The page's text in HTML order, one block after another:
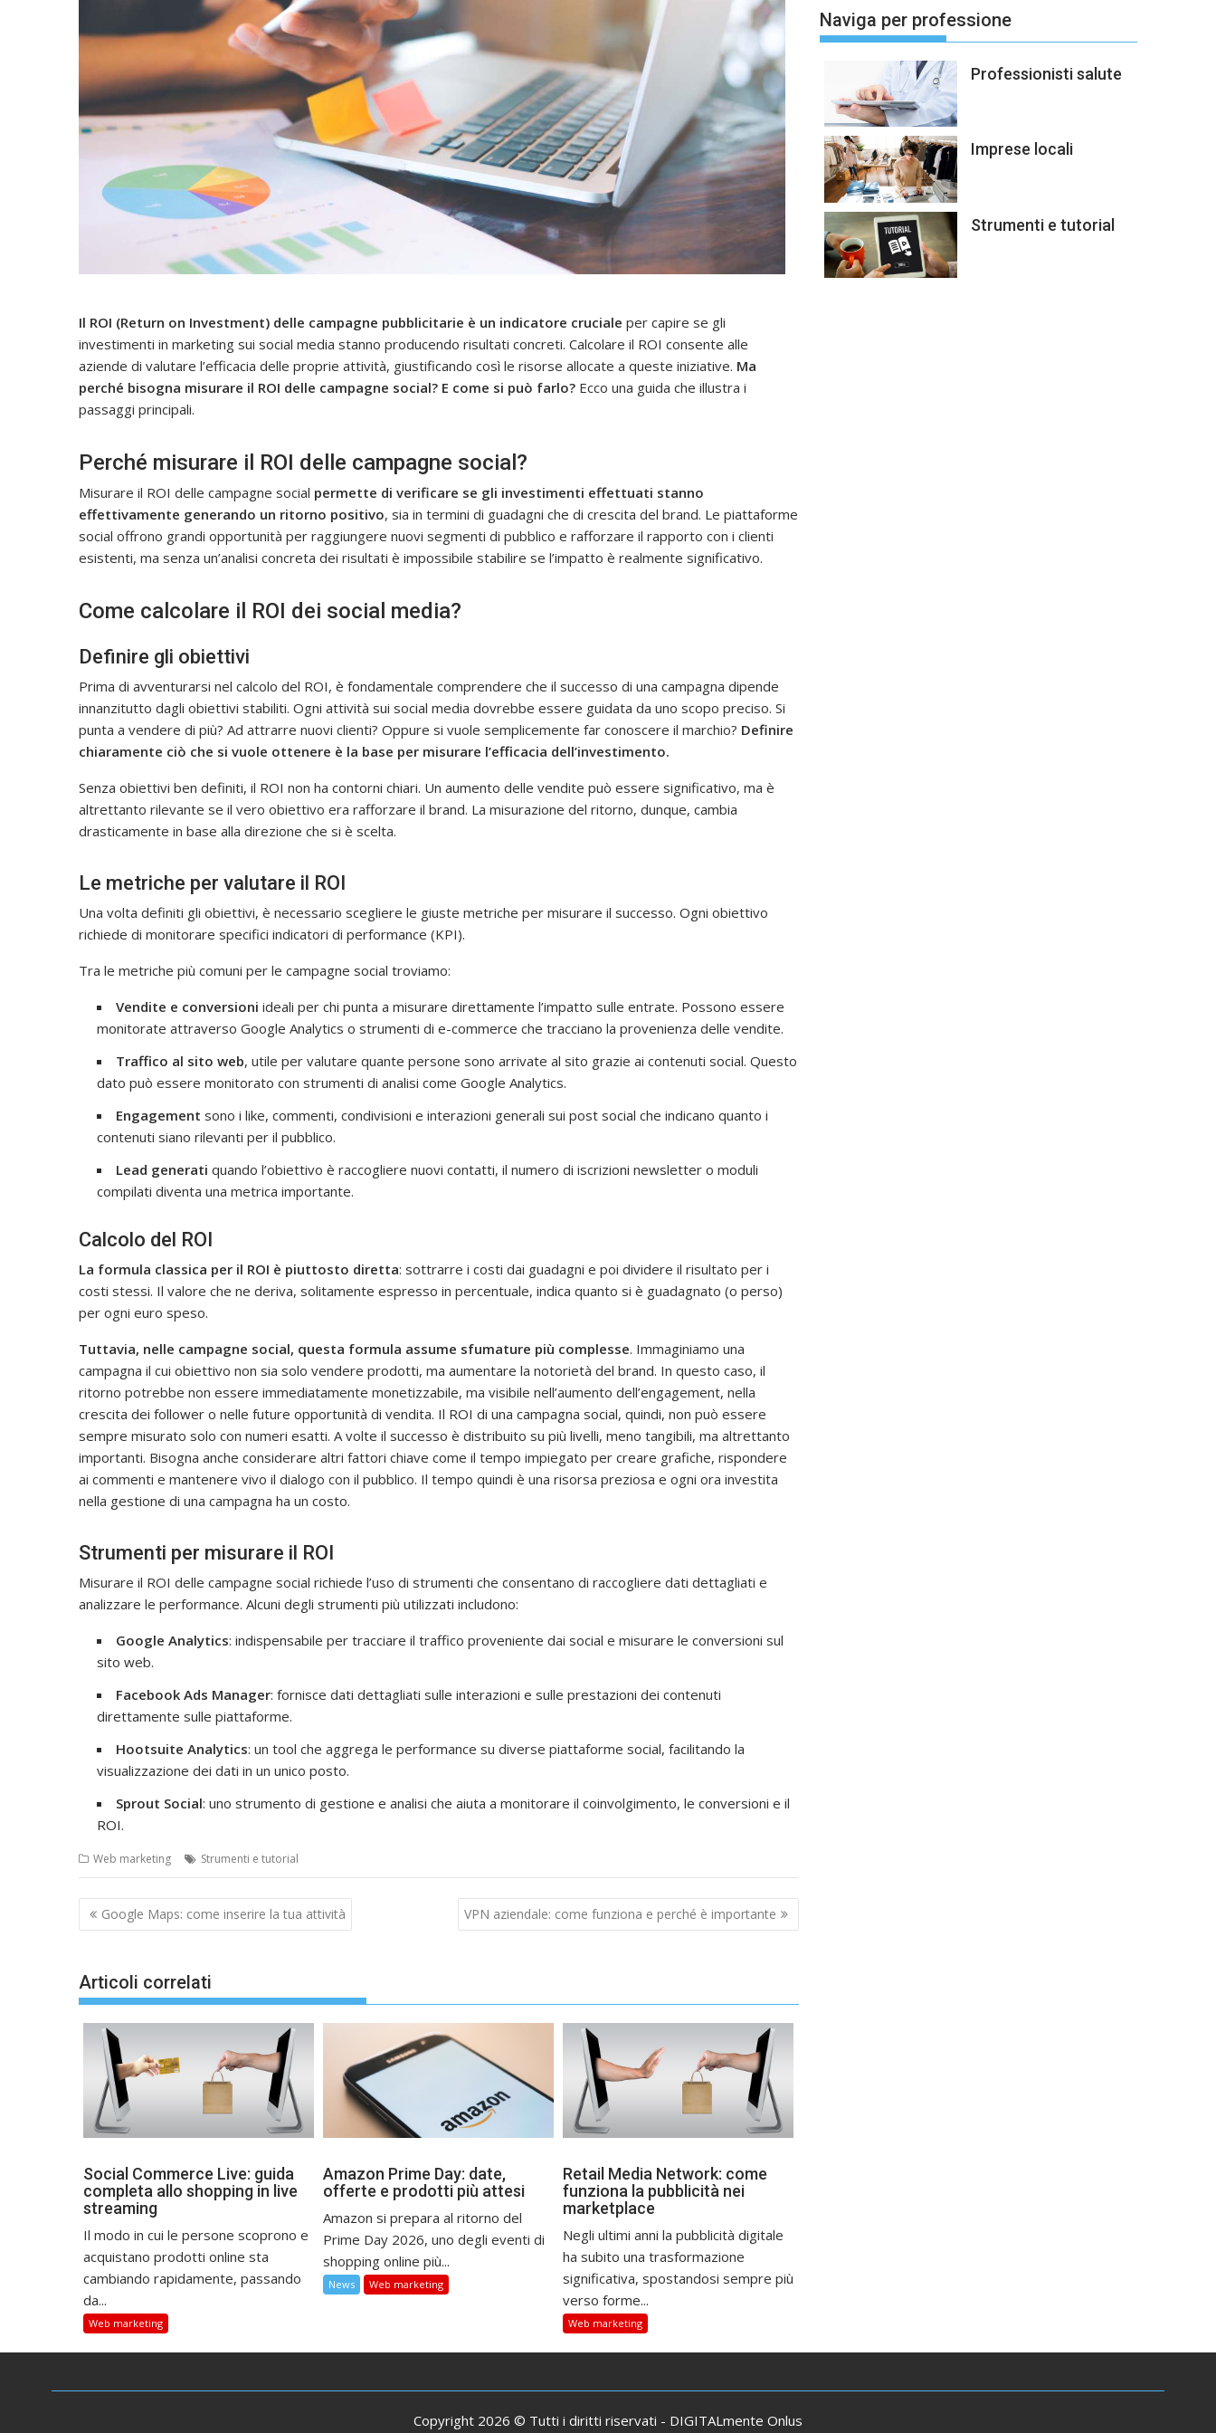
Il ROI (Return on Investment) delle campagne pubblicitarie è un indicatore cruciale per capire se gli
investimenti in marketing sui social media stanno producendo risultati concreti. Calcolare il ROI consente alle
aziende di valutare l’efficacia delle proprie attività, giustificando così le risorse allocate a queste iniziative. Ma
perché bisogna misurare il ROI delle campagne social? E come si può farlo? Ecco una guida che illustra i
passaggi principali.
Perché misurare il ROI delle campagne social?
Misurare il ROI delle campagne social permette di verificare se gli investimenti effettuati stanno
effettivamente generando un ritorno positivo, sia in termini di guadagni che di crescita del brand. Le piattaforme
social offrono grandi opportunità per raggiungere nuovi segmenti di pubblico e rafforzare il rapporto con i clienti
esistenti, ma senza un’analisi concreta dei risultati è impossibile stabilire se l’impatto è realmente significativo.
Come calcolare il ROI dei social media?
Definire gli obiettivi
Prima di avventurarsi nel calcolo del ROI, è fondamentale comprendere che il successo di una campagna dipende
innanzitutto dagli obiettivi stabiliti. Ogni attività sui social media dovrebbe essere guidata da uno scopo preciso. Si
punta a vendere di più? Ad attrarre nuovi clienti? Oppure si vuole semplicemente far conoscere il marchio? Definire
chiaramente ciò che si vuole ottenere è la base per misurare l’efficacia dell’investimento.
Senza obiettivi ben definiti, il ROI non ha contorni chiari. Un aumento delle vendite può essere significativo, ma è
altrettanto rilevante se il vero obiettivo era rafforzare il brand. La misurazione del ritorno, dunque, cambia
drasticamente in base alla direzione che si è scelta.
Le metriche per valutare il ROI
Una volta definiti gli obiettivi, è necessario scegliere le giuste metriche per misurare il successo. Ogni obiettivo
richiede di monitorare specifici indicatori di performance (KPI).
Tra le metriche più comuni per le campagne social troviamo:
Vendite e conversioni ideali per chi punta a misurare direttamente l’impatto sulle entrate. Possono essere
monitorate attraverso Google Analytics o strumenti di e-commerce che tracciano la provenienza delle vendite.
Traffico al sito web, utile per valutare quante persone sono arrivate al sito grazie ai contenuti social. Questo
dato può essere monitorato con strumenti di analisi come Google Analytics.
Engagement sono i like, commenti, condivisioni e interazioni generali sui post social che indicano quanto i
contenuti siano rilevanti per il pubblico.
Lead generati quando l’obiettivo è raccogliere nuovi contatti, il numero di iscrizioni newsletter o moduli
compilati diventa una metrica importante.
Calcolo del ROI
La formula classica per il ROI è piuttosto diretta: sottrarre i costi dai guadagni e poi dividere il risultato per i
costi stessi. Il valore che ne deriva, solitamente espresso in percentuale, indica quanto si è guadagnato (o perso)
per ogni euro speso.
Tuttavia, nelle campagne social, questa formula assume sfumature più complesse. Immaginiamo una
campagna il cui obiettivo non sia solo vendere prodotti, ma aumentare la notorietà del brand. In questo caso, il
ritorno potrebbe non essere immediatamente monetizzabile, ma visibile nell’aumento dell’engagement, nella
crescita dei follower o nelle future opportunità di vendita. Il ROI di una campagna social, quindi, non può essere
sempre misurato solo con numeri esatti. A volte il successo è distribuito su più livelli, meno tangibili, ma altrettanto
importanti. Bisogna anche considerare altri fattori chiave come il tempo impiegato per creare grafiche, rispondere
ai commenti e mantenere vivo il dialogo con il pubblico. Il tempo quindi è una risorsa preziosa e ogni ora investita
nella gestione di una campagna ha un costo.
Strumenti per misurare il ROI
Misurare il ROI delle campagne social richiede l’uso di strumenti che consentano di raccogliere dati dettagliati e
analizzare le performance. Alcuni degli strumenti più utilizzati includono:
Google Analytics: indispensabile per tracciare il traffico proveniente dai social e misurare le conversioni sul
sito web.
Facebook Ads Manager: fornisce dati dettagliati sulle interazioni e sulle prestazioni dei contenuti
direttamente sulle piattaforme.
Hootsuite Analytics: un tool che aggrega le performance su diverse piattaforme social, facilitando la
visualizzazione dei dati in un unico posto.
Sprout Social: uno strumento di gestione e analisi che aiuta a monitorare il coinvolgimento, le conversioni e il
ROI.
Web marketing Strumenti e tutorial
Navigazione
articoli
Google Maps: come inserire la tua attività VPN aziendale: come funziona e perché è importante
Articoli correlati
Social Commerce Live: guida
completa allo shopping in live
streaming
Il modo in cui le persone scoprono e
acquistano prodotti online sta
cambiando rapidamente, passando
da...
Web marketing
Amazon Prime Day: date,
offerte e prodotti più attesi
Amazon si prepara al ritorno del
Prime Day 2026, uno degli eventi di
shopping online più...
News Web marketing
Retail Media Network: come
funziona la pubblicità nei
marketplace
Negli ultimi anni la pubblicità digitale
ha subito una trasformazione
significativa, spostandosi sempre più
verso forme...
Web marketing
Naviga per professione
Professionisti salute
Imprese locali
Strumenti e tutorial
Copyright 2026 © Tutti i diritti riservati - DIGITALmente Onlus